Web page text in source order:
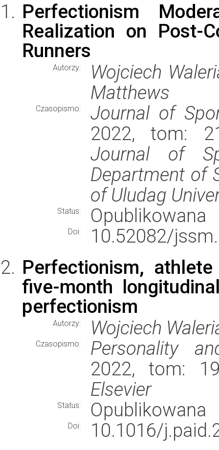
Perfectionism
Realization on Post-
Runners
Autorzy:
Wojciech
Matthews
Czasopismo:
Journal of
2022, tom:
Journal of
Department of
of Uludag
Status: Opublikowana
Doi:
10.52082/
Perfectionism,
five-month
perfectionism
Autorzy: Wojciech
Czasopismo:
Personality
2022, tom:
Elsevier
Status: Opublikowana
Doi:
10.1016/